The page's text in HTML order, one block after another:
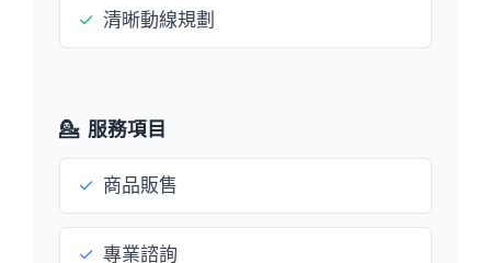
✓ 清晰動線規劃
💁 服務項目
✓ 商品販售
✓ 專業諮詢